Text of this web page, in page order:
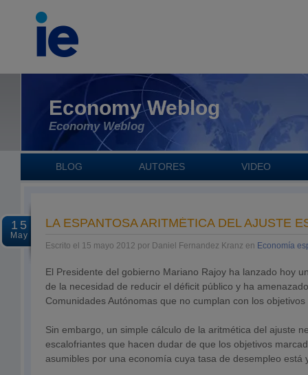
Economy Weblog
Economy Weblog
BLOG AUTORES VIDEO
15
May
LA ESPANTOSA ARITMÉTICA DEL AJUSTE
Escrito el 15 mayo 2012 por Daniel Fernandez Kranz en Economía
El Presidente del gobierno Mariano Rajoy ha lanzado hoy
de la necesidad de reducir el déficit público y ha
Comunidades Autónomas que no cumplan con los
Sin embargo, un simple cálculo de la aritmética del ajuste
escalofriantes que hacen dudar de que los objetivos
asumibles por una economía cuya tasa de desempleo está